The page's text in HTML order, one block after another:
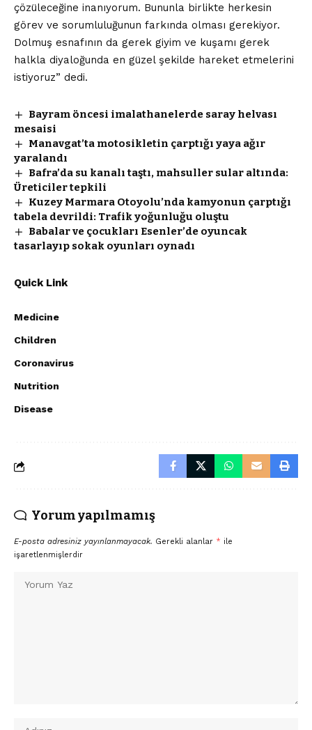
çözüleceğine inanıyorum. Bununla birlikte herkesin
görev ve sorumluluğunun farkında olması gerekiyor.
Dolmuş esnafının da gerek giyim ve kuşamı gerek
halkla diyaloğunda en güzel şekilde hareket etmelerini
istiyoruz” dedi.
Bayram öncesi imalathanelerde saray helvası
mesaisi
Manavgat’ta motosikletin çarptığı yaya ağır
yaralandı
Bafra’da su kanalı taştı, mahsuller sular altında:
Üreticiler tepkili
Kuzey Marmara Otoyolu’nda kamyonun çarptığı
tabela devrildi: Trafik yoğunluğu oluştu
Babalar ve çocukları Esenler’de oyuncak
tasarlayıp sokak oyunları oynadı
Quick Link
Medicine
Children
Coronavirus
Nutrition
Disease
Yorum yapılmamış
E-posta adresiniz yayınlanmayacak. Gerekli alanlar * ile
işaretlenmişlerdir